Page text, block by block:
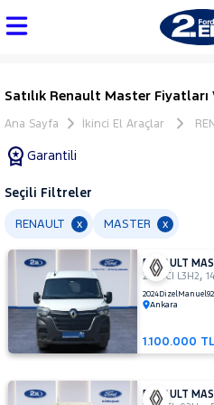
Satılık Renault Master
Ana Sayfa İkinci El Araçlar
Garantili
Tüm
Araçlar
AUDI
BMC
BMW
BYD
Seçili Filtreler
RENAULT x MASTER x
RENAULT
2.3 DCI L3H2,
2024DizelManuel
Ankara
1.100.000 TL
RENAULT